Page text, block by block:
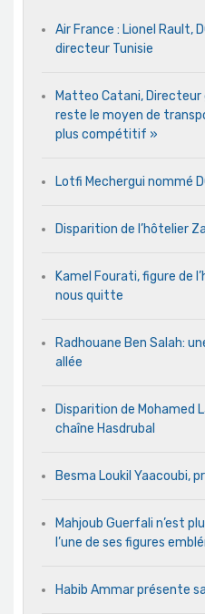
Air France : Lionel Rault,
directeur Tunisie
Matteo Catani, Directeur
reste le moyen de
plus compétitif »
Lotfi Mechergui nommé
Disparition de l’hôtelier
Kamel Fourati, figure de
nous quitte
Radhouane Ben Salah:
allée
Disparition de Mohamed
chaîne Hasdrubal
Besma Loukil Yaacoubi,
Mahjoub Guerfali n’est
l’une de ses figures
Habib Ammar présente